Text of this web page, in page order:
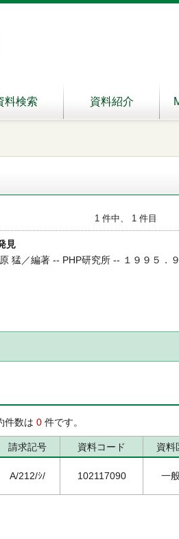
料検索 資料紹介
1 件中、 1 件目
見
猛／編著 -- PHP研究所 -- １９９５．
件数は 0 件です。
請求記号 資料コード 資料
A/212/ｼ/ 102117090 一